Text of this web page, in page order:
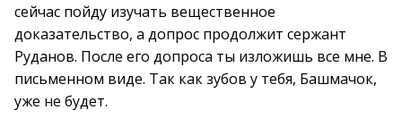
сейчас пойду изучать вещественное
доказательство, а допрос продолжит сержант
Руданов. После его допроса ты изложишь все мне. В
письменном виде. Так как зубов у тебя, Башмачок,
уже не будет.